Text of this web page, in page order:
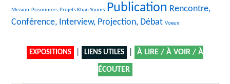
Mission
26/2891Prisonniers
162/2891 Projets Khan Younis
2891/2891 Publication
1758/2891
Rencontre,
Conférence, Interview, Projection, Débat
15/2891 Voeux
EXPOSITIONS LIENS UTILES À LIRE / À VOIR / À
ÉCOUTER